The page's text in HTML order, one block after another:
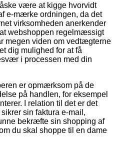
være at kigge hvorvidt
e-mærke ordningen, da det
virksomheden anerkender
webshoppen regelmæssigt
megen viden om vedtægterne
dig mulighed for at få
i processen med din
er opmærksom på de
på handlen, for eksempel
I relation til det er det
sin faktura e-mail,
bekræfte sin shopping af
du skal shoppe til en dame